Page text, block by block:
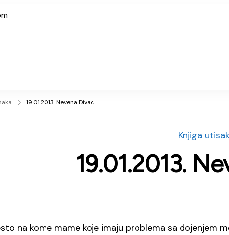
19.01.2013. Nevena Divac
Knjiga
19.01.2013.
na kome mame koje imaju problema sa dojenjem